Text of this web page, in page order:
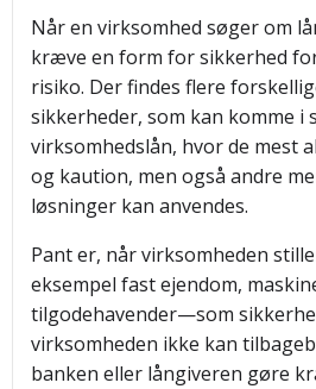
Når en virksomhed søger om
kræve en form for sikkerhed
risiko. Der findes flere
sikkerheder, som kan komme i
virksomhedslån, hvor de mest
og kaution, men også andre
løsninger kan anvendes.
Pant er, når virksomheden
eksempel fast ejendom,
tilgodehavender—som
virksomheden ikke kan
banken eller långiveren gøre